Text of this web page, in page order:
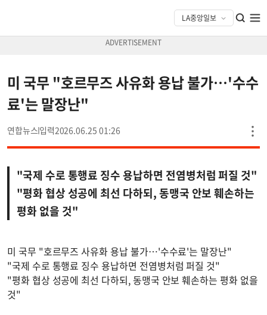
미 국무 "호르무즈 사유화 용납 불가…'수수
료'는 말장난"
연합뉴스 2026.06.25 01:26
"국제 수로 통행료 징수 용납하면 전염병처럼 퍼질 것"
"평화 협상 성공에 최선 다하되, 동맹국 안보 훼손하는
평화 없을 것"
미 국무 "호르무즈 사유화 용납 불가…'수수료'는 말장난"
"국제 수로 통행료 징수 용납하면 전염병처럼 퍼질 것"
"평화 협상 성공에 최선 다하되, 동맹국 안보 훼손하는 평화 없을
것"